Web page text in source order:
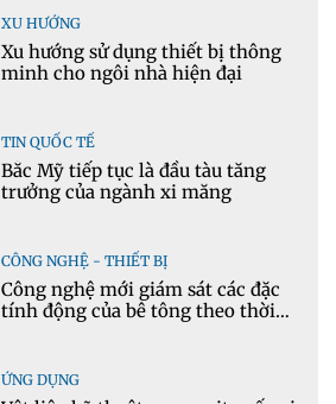
XU HƯỚNG
Xu hướng sử dụng thiết bị thông
minh cho ngôi nhà hiện đại
TIN QUỐC TẾ
Bắc Mỹ tiếp tục là đầu tàu tăng
trưởng của ngành xi măng
CÔNG NGHỆ - THIẾT BỊ
Công nghệ mới giám sát các đặc
tính động của bê tông theo thời
ỨNG DỤNG